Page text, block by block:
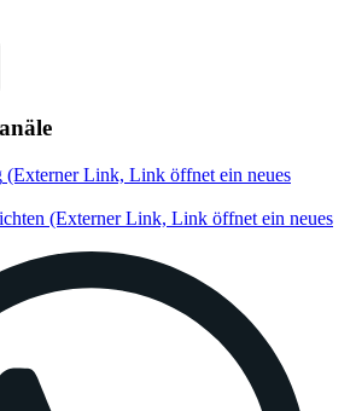
(Externer Link, Link öffnet ein neues
(Externer Link, Link öffnet ein neues